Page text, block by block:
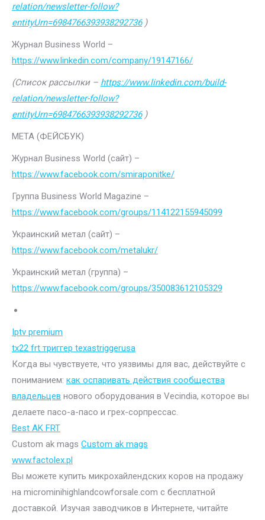
relation/newsletter-follow?
entityUrn=6984766393938292736)
Журнал Business World –
https://www.linkedin.com/company/19147166/
(Список рассылки – https://www.linkedin.com/build-
relation/newsletter-follow?
entityUrn=6984766393938292736)
МЕТА (ФЕЙСБУК)
Журнал Business World (сайт) –
https://www.facebook.com/smiraponitke/
Группа Business World Magazine –
https://www.facebook.com/groups/114122155945099
Украинский метал (сайт) –
https://www.facebook.com/metalukr/
Украинский метал (группа) –
https://www.facebook.com/groups/350083612105329
Iptv premium
tx22 frt триггер texastriggerusa
Когда вы чувствуете, что уязвимы для вас, действуйте с
пониманием: как оспаривать действия сообщества
владельцев нового оборудования в Vecindia, которое вы
делаете пасо-а-пасо и грех-сорпрессас.
Best AK FRT
Custom ak mags Custom ak mags
www.factolex.pl
Вы можете купить микрохайлендских коров на продажу
на microminihighlandcowforsale.com с бесплатной
доставкой. Изучая заводчиков в Интернете, читайте